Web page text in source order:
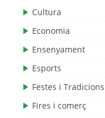
Cultura
Economia
Ensenyament
Esports
Festes i Tradicions
Fires i comerç